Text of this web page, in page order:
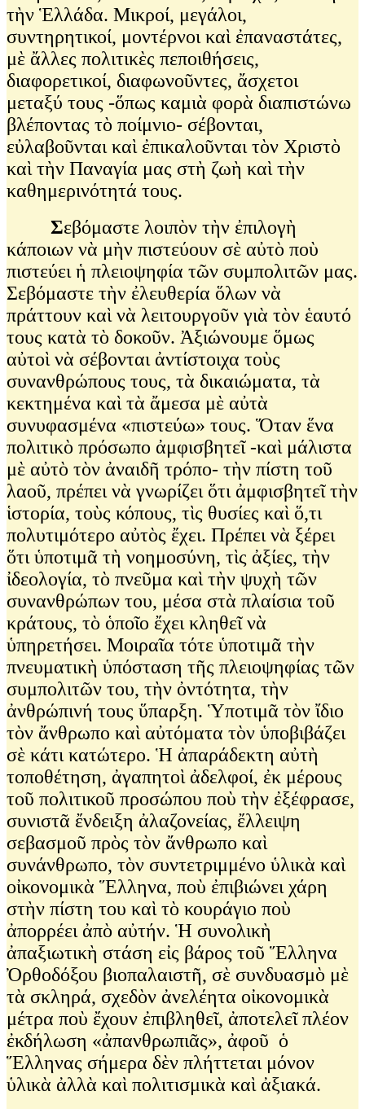
τὴν Ἑλλάδα. Μικροί, μεγάλοι,
συντηρητικοί, μοντέρνοι καὶ ἐπαναστάτες,
μὲ ἄλλες πολιτικὲς πεποιθήσεις,
διαφορετικοί, διαφωνοῦντες, ἄσχετοι
μεταξύ τους -ὅπως καμιὰ φορὰ διαπιστώνω
βλέποντας τὸ ποίμνιο- σέβονται,
εὐλαβοῦνται καὶ ἐπικαλοῦνται τὸν Χριστὸ
καὶ τὴν Παναγία μας στὴ ζωὴ καὶ τὴν
καθημερινότητά τους.
Σεβόμαστε λοιπὸν τὴν ἐπιλογὴ
κάποιων νὰ μὴν πιστεύουν σὲ αὐτὸ ποὺ
πιστεύει ἡ πλειοψηφία τῶν συμπολιτῶν μας.
Σεβόμαστε τὴν ἐλευθερία ὅλων νὰ
πράττουν καὶ νὰ λειτουργοῦν γιὰ τὸν ἑαυτό
τους κατὰ τὸ δοκοῦν. Ἀξιώνουμε ὅμως
αὐτοὶ νὰ σέβονται ἀντίστοιχα τοὺς
συνανθρώπους τους, τὰ δικαιώματα, τὰ
κεκτημένα καὶ τὰ ἄμεσα μὲ αὐτὰ
συνυφασμένα «πιστεύω» τους. Ὅταν ἕνα
πολιτικὸ πρόσωπο ἀμφισβητεῖ -καὶ μάλιστα
μὲ αὐτὸ τὸν ἀναιδῆ τρόπο- τὴν πίστη τοῦ
λαοῦ, πρέπει νὰ γνωρίζει ὅτι ἀμφισβητεῖ τὴν
ἱστορία, τοὺς κόπους, τὶς θυσίες καὶ ὅ,τι
πολυτιμότερο αὐτὸς ἔχει. Πρέπει νὰ ξέρει
ὅτι ὑποτιμᾶ τὴ νοημοσύνη, τὶς ἀξίες, τὴν
ἰδεολογία, τὸ πνεῦμα καὶ τὴν ψυχὴ τῶν
συνανθρώπων του, μέσα στὰ πλαίσια τοῦ
κράτους, τὸ ὁποῖο ἔχει κληθεῖ νὰ
ὑπηρετήσει. Μοιραῖα τότε ὑποτιμᾶ τὴν
πνευματικὴ ὑπόσταση τῆς πλειοψηφίας τῶν
συμπολιτῶν του, τὴν ὀντότητα, τὴν
ἀνθρώπινή τους ὕπαρξη. Ὑποτιμᾶ τὸν ἴδιο
τὸν ἄνθρωπο καὶ αὐτόματα τὸν ὑποβιβάζει
σὲ κάτι κατώτερο. Ἡ ἀπαράδεκτη αὐτὴ
τοποθέτηση, ἀγαπητοὶ ἀδελφοί, ἐκ μέρους
τοῦ πολιτικοῦ προσώπου ποὺ τὴν ἐξέφρασε,
συνιστᾶ ἔνδειξη ἀλαζονείας, ἔλλειψη
σεβασμοῦ πρὸς τὸν ἄνθρωπο καὶ
συνάνθρωπο, τὸν συντετριμμένο ὑλικὰ καὶ
οἰκονομικὰ Ἕλληνα, ποὺ ἐπιβιώνει χάρη
στὴν πίστη του καὶ τὸ κουράγιο ποὺ
ἀπορρέει ἀπὸ αὐτήν. Ἡ συνολικὴ
ἀπαξιωτικὴ στάση εἰς βάρος τοῦ Ἕλληνα
Ὀρθοδόξου βιοπαλαιστῆ, σὲ συνδυασμὸ μὲ
τὰ σκληρά, σχεδὸν ἀνελέητα οἰκονομικὰ
μέτρα ποὺ ἔχουν ἐπιβληθεῖ, ἀποτελεῖ πλέον
ἐκδήλωση «ἀπανθρωπιᾶς», ἀφοῦ ὁ
Ἕλληνας σήμερα δὲν πλήττεται μόνον
ὑλικὰ ἀλλὰ καὶ πολιτισμικὰ καὶ ἀξιακά.